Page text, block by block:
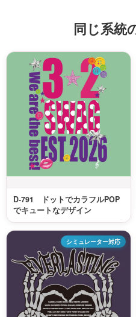
同じ系統
D-791 ドットでカラフルPOP
でキュートなデザイン
シミュレーター対応